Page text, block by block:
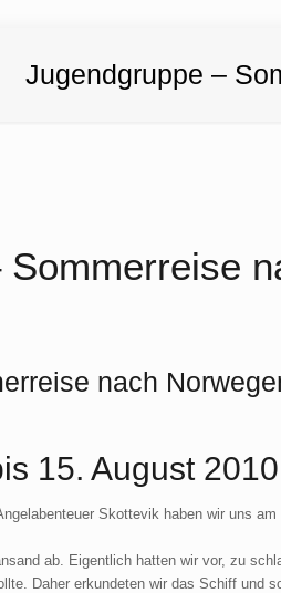
Jugendgruppe –
nach
15. August 2010
Skottevik haben wir uns
ab. Eigentlich hatten wir vor, zu
Daher erkundeten wir das Schiff und